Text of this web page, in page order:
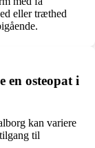
eller træthed
en osteopat i
kan variere
til